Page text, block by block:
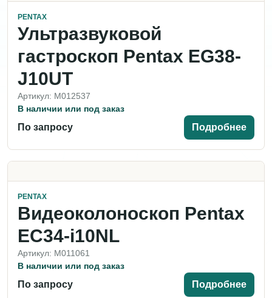
PENTAX
Ультразвуковой
гастроскоп Pentax EG38-
J10UT
Артикул: M012537
В наличии или под заказ
По запросу Подробнее
PENTAX
Видеоколоноскоп Pentax
EC34-i10NL
Артикул: M011061
В наличии или под заказ
По запросу Подробнее